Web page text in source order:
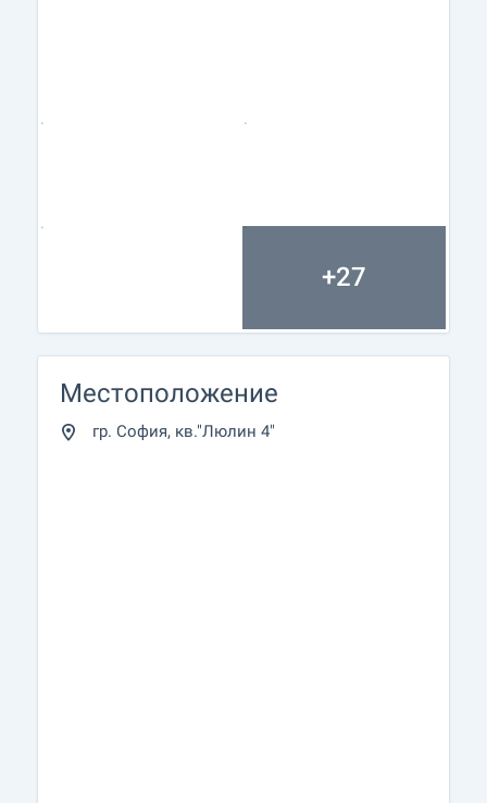
Ние си партнираме с водещите български банки
и можем да ви свържем с техните консултанти
за информация и кандидатстване за кредит.
+27
Местоположение
гр. София, кв."Люлин 4"